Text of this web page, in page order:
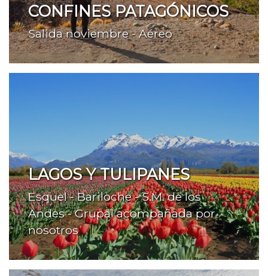
CONFINES PATAGÓNICOS
Salida noviembre - Aéreo
LAGOS Y TULIPANES
Esquel - Bariloche - S.M. de los
Andes - Grupal acompañada por
nosotros